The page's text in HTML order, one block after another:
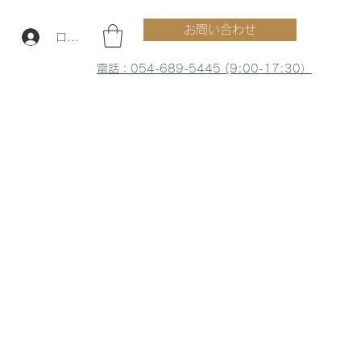
ログイン
お問い合わせ
電話：054-689-5445 (9:00-17:30）